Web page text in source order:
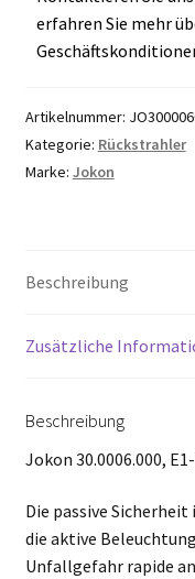
erfahren Sie mehr
Artikelnummer:
Kategorie: Rückstrahler
Marke: Jokon
Beschreibung
Zusätzliche
Beschreibung
Jokon 30.0006.000,
Die passive
die aktive
Unfallgefahr rapide